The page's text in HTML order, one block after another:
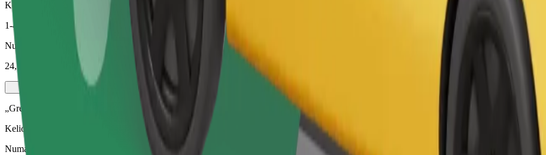
Keleiviai
1-4
Numatoma kaina
24,70 €
„Green“
Kelionės hibridinėmis ir elektra varomomis transporto priemonėmis
Numatoma kelionės trukmė